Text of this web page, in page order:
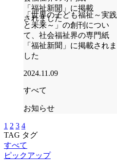
「世界の子ども福祉～実践
と未来～」の創刊につい
て、社会福祉界の専門紙
「福祉新聞」に掲載されま
した
2024.11.09
すべて
お知らせ
1 2 3 4
TAG タグ
すべて
ピックアップ